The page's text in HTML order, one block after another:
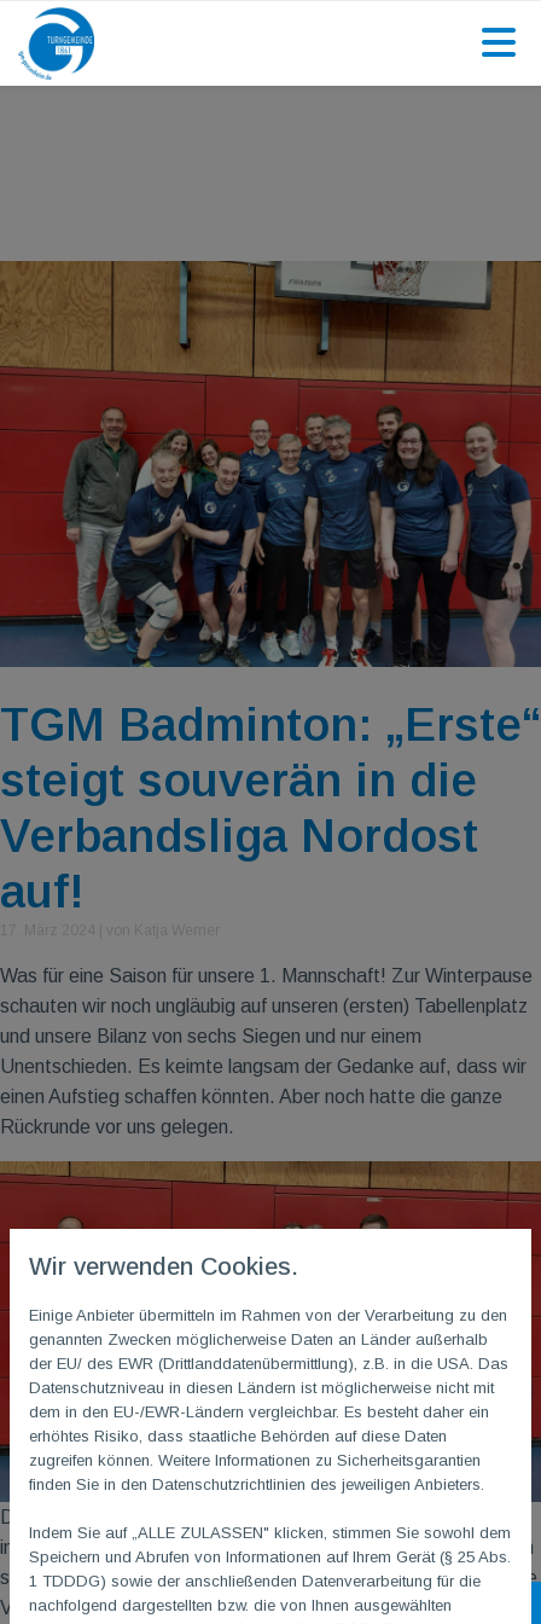
TGM Badminton: „Erste“
steigt souverän in die
Verbandsliga Nordost
auf!
Was für eine Saison für unsere 1. Mannschaft! Zur Winterpause
schauten wir noch ungläubig auf unseren (ersten) Tabellenplatz
und unsere Bilanz von sechs Siegen und nur einem
Unentschieden. Es keimte langsam der Gedanke auf, dass wir
einen Aufstieg schaffen könnten. Aber noch hatte die ganze
Rückrunde vor uns gelegen.
Doch mit dem Start in die 2. Hälfte der Saison wurden wir
immer zuversichtlicher und schafften trotz ein paar Widrigkeiten
sensationell den Aufstieg von der Bezirksoberliga Nordost in die
Verbandsliga Nordost! Eine Bilanz von 10 Siegen, drei
Wir verwenden Cookies.
Einige Anbieter übermitteln im Rahmen von der Verarbeitung zu den
genannten Zwecken möglicherweise Daten an Länder außerhalb
der EU/ des EWR (Drittlanddatenübermittlung), z.B. in die USA. Das
Datenschutzniveau in diesen Ländern ist möglicherweise nicht mit
dem in den EU-/EWR-Ländern vergleichbar. Es besteht daher ein
erhöhtes Risiko, dass staatliche Behörden auf diese Daten
zugreifen können. Weitere Informationen zu Sicherheitsgarantien
finden Sie in den Datenschutzrichtlinien des jeweiligen Anbieters.
Indem Sie auf „ALLE ZULASSEN" klicken, stimmen Sie sowohl dem
Speichern und Abrufen von Informationen auf Ihrem Gerät (§ 25 Abs.
1 TDDDG) sowie der anschließenden Datenverarbeitung für die
nachfolgend dargestellten bzw. die von Ihnen ausgewählten